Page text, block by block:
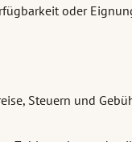
oder
Steuern und